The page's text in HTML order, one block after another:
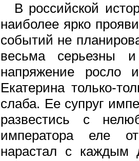
В российской
наиболее ярко
событий не
весьма серьезны
напряжение росло
Екатерина только-
слаба. Ее супруг
развестись с
императора еле
нарастал с каждым